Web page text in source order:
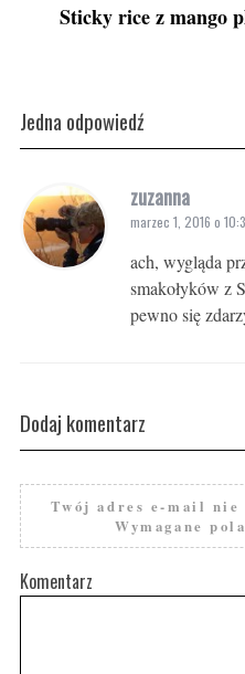
Sticky rice z mango
Jedna odpowiedź
zuzanna
marzec 1, 2016 o
ach, wygląda
smakołyków z
pewno się
Dodaj komentarz
Twój adres e-mail nie
Wymagane
Komentarz